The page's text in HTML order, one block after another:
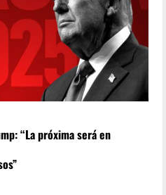
“La próxima será en